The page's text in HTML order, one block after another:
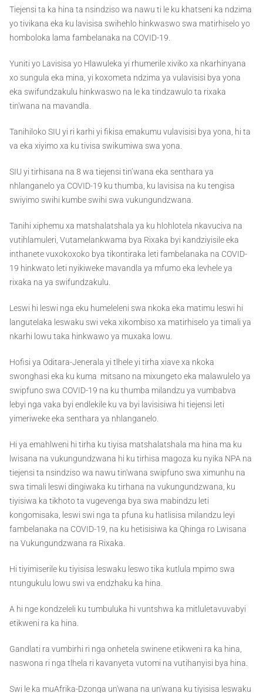
Tiejensi ta ka hina ta nsindziso wa nawu ti le ku khatseni ka ndzima
yo tivikana eka ku lavisisa swihehlo hinkwaswo swa matirhiselo yo
homboloka lama fambelanaka na COVID-19.
Yuniti yo Lavisisa yo Hlawuleka yi rhumerile xiviko xa nkarhinyana
xo sungula eka mina, yi koxometa ndzima ya vulavisisi bya yona
eka swifundzakulu hinkwaswo na le ka tindzawulo ta rixaka
tin'wana na mavandla.
Tanihiloko SIU yi ri karhi yi fikisa emakumu vulavisisi bya yona, hi ta
va eka xiyimo xa ku tivisa swikumiwa swa yona.
SIU yi tirhisana na 8 wa tiejensi tin’wana eka senthara ya
nhlanganelo ya COVID-19 ku thumba, ku lavisisa na ku tengisa
swiyimo swihi kumbe swihi swa vukungundzwana.
Tanihi xiphemu xa matshalatshala ya ku hlohlotela nkavuciva na
vutihlamuleri, Vutamelankwama bya Rixaka byi kandziyisile eka
inthanete vuxokoxoko bya tikontiraka leti fambelanaka na COVID-
19 hinkwato leti nyikiweke mavandla ya mfumo eka levhele ya
rixaka na ya swifundzakulu.
Leswi hi leswi nga eku humeleleni swa nkoka eka matimu leswi hi
langutelaka leswaku swi veka xikombiso xa matirhiselo ya timali ya
nkarhi lowu taka hinkwawo ya muxaka lowu.
Hofisi ya Oditara-Jenerala yi tlhele yi tirha xiave xa nkoka
swonghasi eka ku kuma mitsano na mixungeto eka malawulelo ya
swipfuno swa COVID-19 na ku thumba milandzu ya vumbabva
lebyi nga vaka byi endlekile ku va byi lavisisiwa hi tiejensi leti
yimeriweke eka senthara ya nhlanganelo.
Hi ya emahlweni hi tirha ku tiyisa matshalatshala ma hina ma ku
lwisana na vukungundzwana hi ku tirhisa magoza ku nyika NPA na
tiejensi ta nsindziso wa nawu tin'wana swipfuno swa ximunhu na
swa timali leswi dingiwaka ku tirhana na vukungundzwana, ku
tiyisiwa ka tikhoto ta vugevenga bya swa mabindzu leti
kongomisaka, leswi swi nga ta pfuna ku hatlisisa milandzu leyi
fambelanaka na COVID-19, na ku hetisisiwa ka Qhinga ro Lwisana
na Vukungundzwana ra Rixaka.
Hi tiyimiserile ku tiyisisa leswaku leswo tika kutlula mpimo swa
ntungukulu lowu swi va endzhaku ka hina.
A hi nge kondzeleli ku tumbuluka hi vuntshwa ka mitluletavuvabyi
etikweni ra ka hina.
Gandlati ra vumbirhi ri nga onhetela swinene etikweni ra ka hina,
naswona ri nga tlhela ri kavanyeta vutomi na vutihanyisi bya hina.
Swi le ka muAfrika-Dzonga un'wana na un'wana ku tiyisisa leswaku